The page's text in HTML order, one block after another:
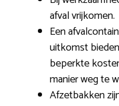
afval vrijkomen.
Een
uitkomst
beperkte
manier weg te
Afzetbakken